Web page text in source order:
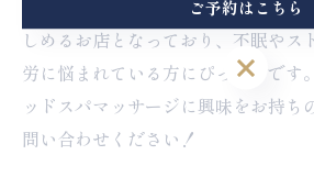
ーメイドのアロマで癒されながらド
しめるお店となっており、不眠やス
労に悩まれている方にぴったりです
ッドスパマッサージに興味をお持ち
問い合わせください！
ご予約はこちら
ご予約はこちら